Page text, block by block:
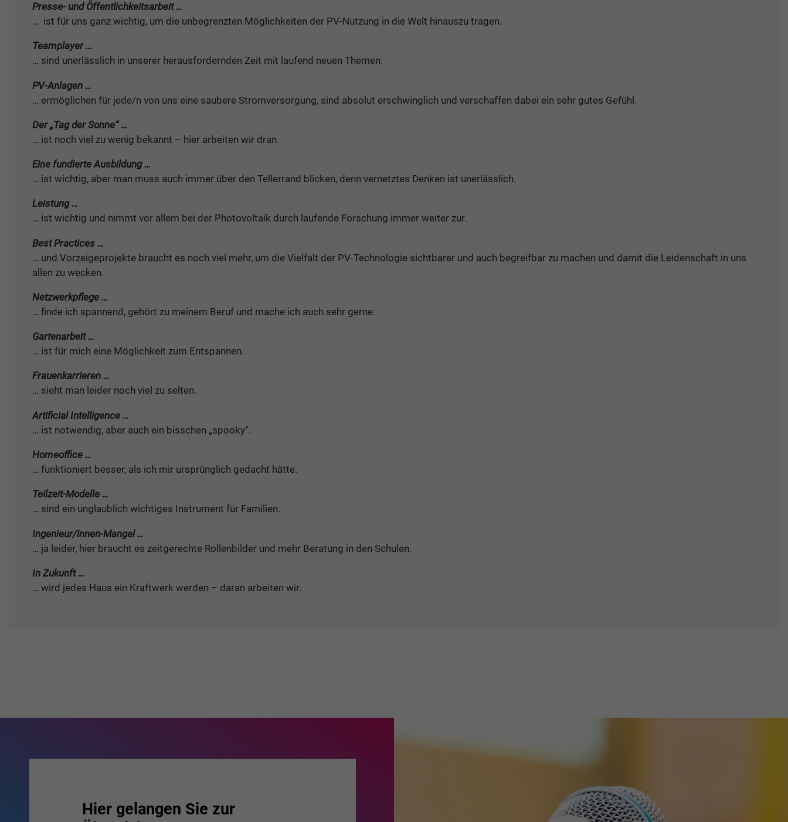
Presse- und Öffentlichkeitsarbeit …
… ist für uns ganz wichtig, um die unbegrenzten Möglichkeiten der PV-Nutzung in die Welt hinauszu tragen.
Teamplayer …
… sind unerlässlich in unserer herausfordernden Zeit mit laufend neuen Themen.
PV-Anlagen …
… ermöglichen für jede/n von uns eine saubere Stromversorgung, sind absolut erschwinglich und verschaffen dabei ein sehr gutes Gefühl.
Der „Tag der Sonne“ …
… ist noch viel zu wenig bekannt – hier arbeiten wir dran.
Eine fundierte Ausbildung …
… ist wichtig, aber man muss auch immer über den Tellerrand blicken, denn vernetztes Denken ist unerlässlich.
Leistung …
… ist wichtig und nimmt vor allem bei der Photovoltaik durch laufende Forschung immer weiter zur.
Best Practices …
… und Vorzeigeprojekte braucht es noch viel mehr, um die Vielfalt der PV-Technologie sichtbarer und auch begreifbar zu machen und damit die Leidenschaft in uns
allen zu wecken.
Netzwerkpflege …
… finde ich spannend, gehört zu meinem Beruf und mache ich auch sehr gerne.
Gartenarbeit …
… ist für mich eine Möglichkeit zum Entspannen.
Frauenkarrieren …
… sieht man leider noch viel zu selten.
Artificial Intelligence …
… ist notwendig, aber auch ein bisschen „spooky“.
Homeoffice …
… funktioniert besser, als ich mir ursprünglich gedacht hätte.
Teilzeit-Modelle …
… sind ein unglaublich wichtiges Instrument für Familien.
Ingenieur/innen-Mangel …
… ja leider, hier braucht es zeitgerechte Rollenbilder und mehr Beratung in den Schulen.
In Zukunft …
… wird jedes Haus ein Kraftwerk werden – daran arbeiten wir.
Hier gelangen Sie zur